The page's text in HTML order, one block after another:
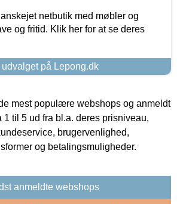
netbutik med møbler og
og fritid. Klik her for at se deres
udvalget på Lepong.dk
mest populære webshops og anmeldt
1 til 5 ud fra bl.a. deres prisniveau,
brugervenlighed,
og betalingsmuligheder.
anmeldte webshops